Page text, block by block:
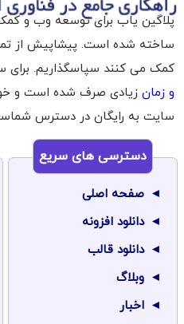
پلاگین یاب برای توسعه وب و
ساخته شده است. پیشاپیش از
کمک می کنند سپاسگذاریم. برای
و زمان زیادی صرف شده است و
سایت به رایگان در دسترس
دسترسی های سریع
صفحه اصلی
دانلود افزونه
دانلود قالب
وبلاگ
اخبار